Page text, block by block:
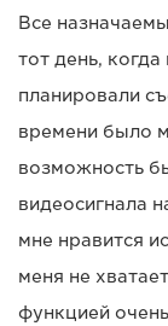
Все
тот день,
планировали
времени было
возможность
видеосигнала
мне нравится
меня не
функцией